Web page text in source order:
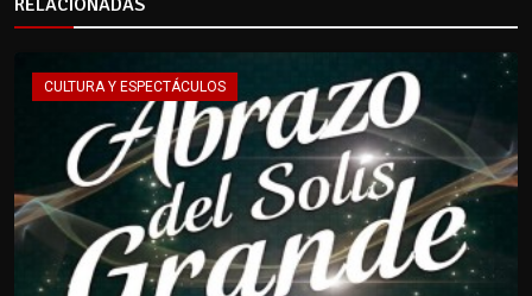
RELACIONADAS
CULTURA Y ESPECTÁCULOS